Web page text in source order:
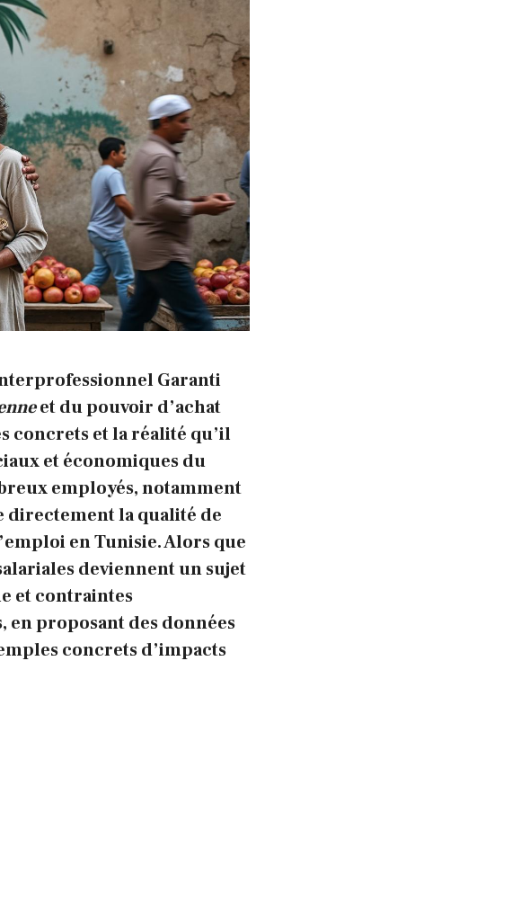
Garanti
et dupouvoir d’achat
concrets et la réalité qu’il
et économiques du
employés, notamment
directement la qualité de
en Tunisie. Alors que
deviennent un sujet
et contraintes
proposant des données
concrets d’impacts